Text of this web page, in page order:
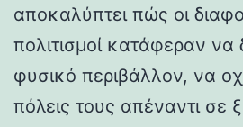
αποκαλύπτει πώς οι
πολιτισμοί κατάφεραν
φυσικό περιβάλλον, να
πόλεις τους απέναντι σε